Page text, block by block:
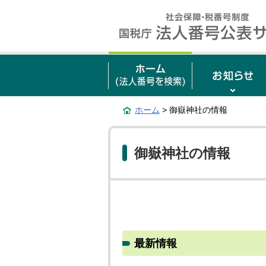
ホーム > 御嶽神社の情報
御嶽神社の情報
最新情報